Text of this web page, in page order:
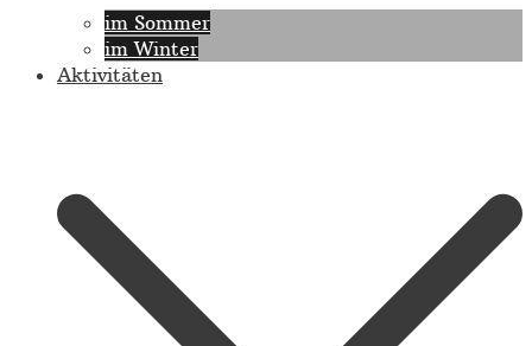
im Sommer
im Winter
Aktivitäten